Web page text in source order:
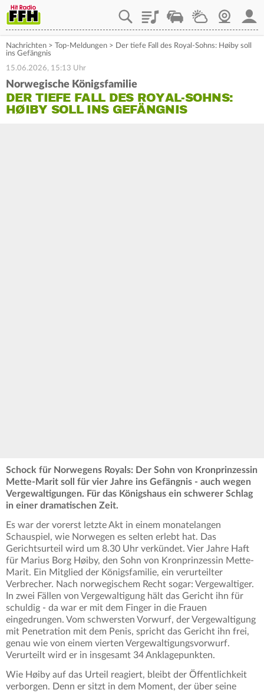
PlaylistStaupilotWetterWebcam
Nachrichten > Top-Meldungen > Der tiefe Fall des Royal-Sohns: Høiby soll
ins Gefängnis
15.06.2026, 15:13 Uhr
Norwegische Königsfamilie
DER TIEFE FALL DES ROYAL-SOHNS:
HØIBY SOLL INS GEFÄNGNIS
Schock für Norwegens Royals: Der Sohn von Kronprinzessin
Mette-Marit soll für vier Jahre ins Gefängnis - auch wegen
Vergewaltigungen. Für das Königshaus ein schwerer Schlag
in einer dramatischen Zeit.
Es war der vorerst letzte Akt in einem monatelangen
Schauspiel, wie Norwegen es selten erlebt hat. Das
Gerichtsurteil wird um 8.30 Uhr verkündet. Vier Jahre Haft
für Marius Borg Høiby, den Sohn von Kronprinzessin Mette-
Marit. Ein Mitglied der Königsfamilie, ein verurteilter
Verbrecher. Nach norwegischem Recht sogar: Vergewaltiger.
In zwei Fällen von Vergewaltigung hält das Gericht ihn für
schuldig - da war er mit dem Finger in die Frauen
eingedrungen. Vom schwersten Vorwurf, der Vergewaltigung
mit Penetration mit dem Penis, spricht das Gericht ihn frei,
genau wie von einem vierten Vergewaltigungsvorwurf.
Verurteilt wird er in insgesamt 34 Anklagepunkten.
Wie Høiby auf das Urteil reagiert, bleibt der Öffentlichkeit
verborgen. Denn er sitzt in dem Moment, der über seine